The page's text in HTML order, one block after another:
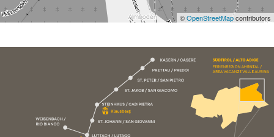
©OpenStreetMapcontributors